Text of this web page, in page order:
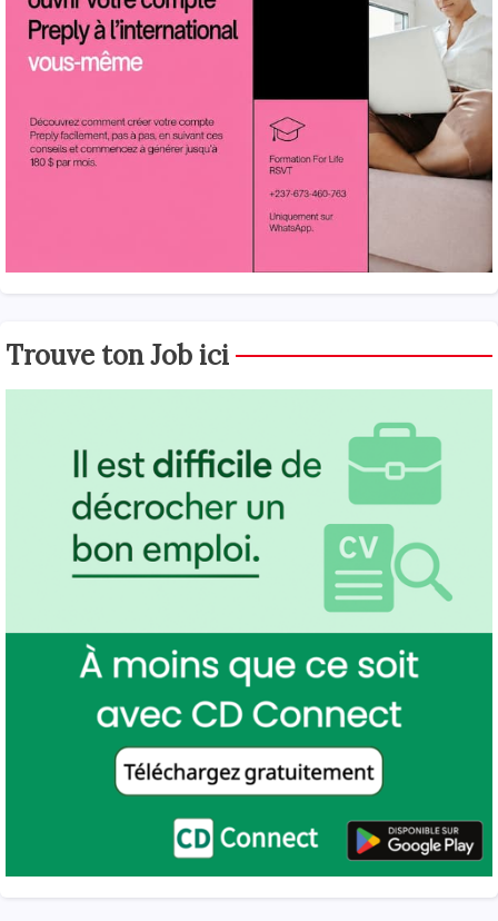
Trouve ton Job ici